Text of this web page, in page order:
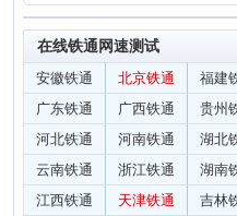
在线铁通网速测试
安徽铁通 北京铁通 福建
广东铁通
广西铁通 贵州
河北铁通
河南铁通 湖北
云南铁通
浙江铁通 湖南
江西铁通
天津铁通 吉林